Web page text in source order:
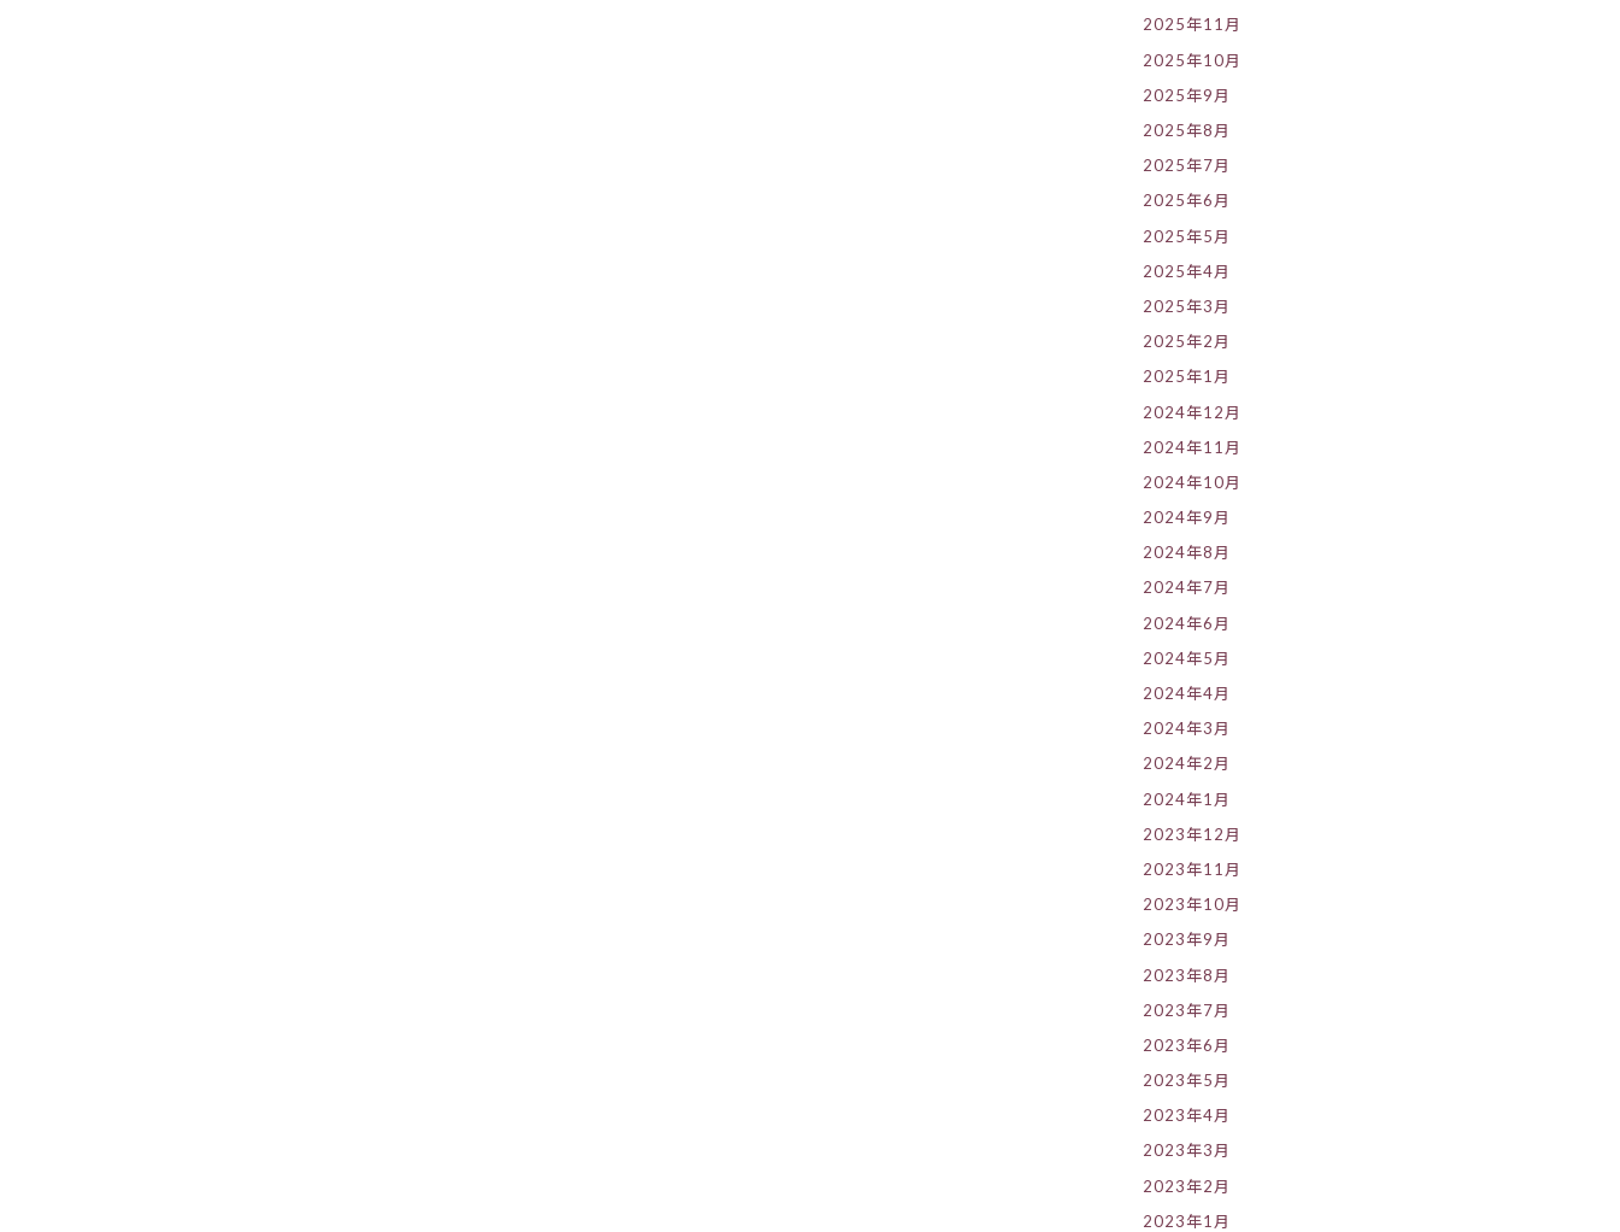
2025年11月
2025年10月
2025年9月
2025年8月
2025年7月
2025年6月
2025年5月
2025年4月
2025年3月
2025年2月
2025年1月
2024年12月
2024年11月
2024年10月
2024年9月
2024年8月
2024年7月
2024年6月
2024年5月
2024年4月
2024年3月
2024年2月
2024年1月
2023年12月
2023年11月
2023年10月
2023年9月
2023年8月
2023年7月
2023年6月
2023年5月
2023年4月
2023年3月
2023年2月
2023年1月